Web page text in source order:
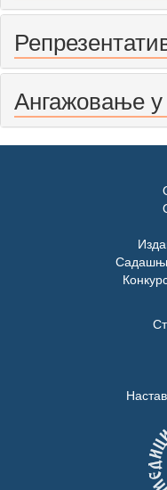
Ангажовање у